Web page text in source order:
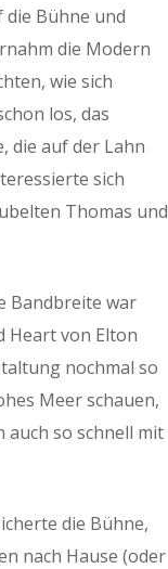
die Bühne und
die Modern
wie sich
los, das
die auf der Lahn
sich
Thomas und
Bandbreite war
Heart von Elton
nochmal so
Meer schauen,
auch so schnell mit
die Bühne,
nach Hause (oder